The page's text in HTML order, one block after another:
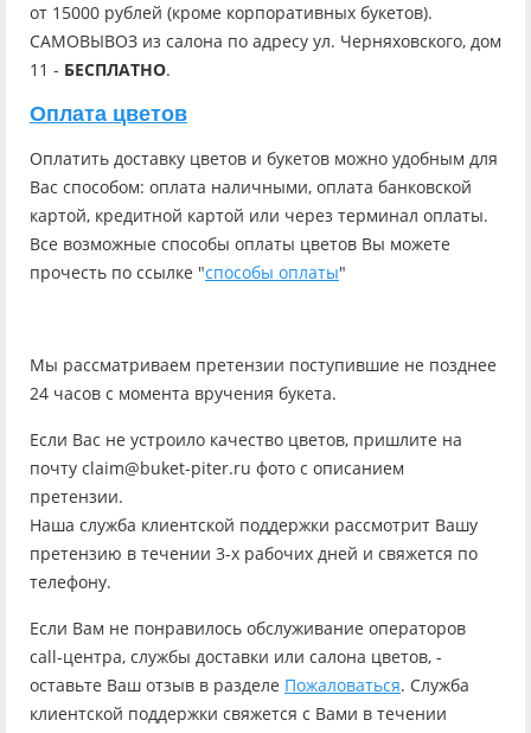
от 15000 рублей (кроме корпоративных букетов).
САМОВЫВОЗ из салона по адресу ул. Черняховского, дом
11 - БЕСПЛАТНО.
Оплата цветов
Оплатить доставку цветов и букетов можно удобным для
Вас способом: оплата наличными, оплата банковской
картой, кредитной картой или через терминал оплаты.
Все возможные способы оплаты цветов Вы можете
прочесть по ссылке "способы оплаты"
Мы рассматриваем претензии поступившие не позднее
24 часов с момента вручения букета.
Если Вас не устроило качество цветов, пришлите на
почту claim@buket-piter.ru фото с описанием
претензии.
Наша служба клиентской поддержки рассмотрит Вашу
претензию в течении 3-х рабочих дней и свяжется по
телефону.
Если Вам не понравилось обслуживание операторов
call-центра, службы доставки или салона цветов, -
оставьте Ваш отзыв в разделе Пожаловаться. Служба
клиентской поддержки свяжется с Вами в течении